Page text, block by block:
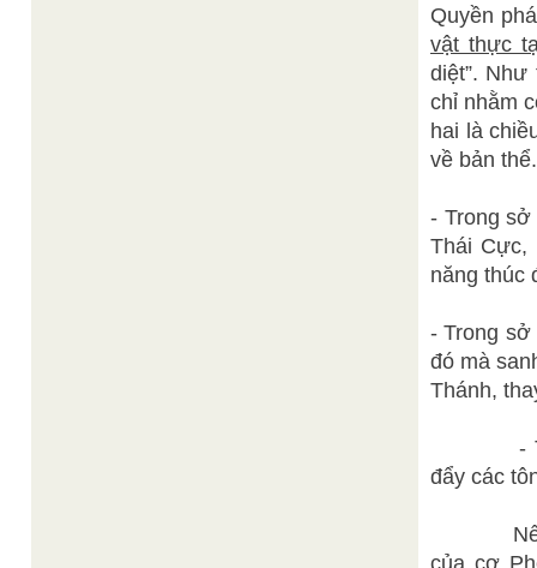
Quyền
vật thực
diệt”.
chỉ nhằm
hai là
về bản thể.
- Trong
Thái Cực,
năng thúc
- Trong sở
đó mà
Thánh,
- Trong
đẩy các
Nếu